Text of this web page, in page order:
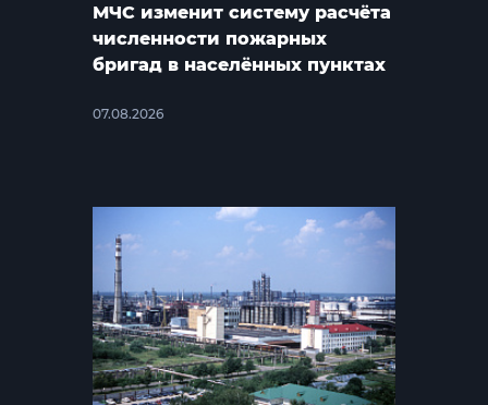
МЧС изменит систему расчёта
численности пожарных
бригад в населённых пунктах
07.08.2026